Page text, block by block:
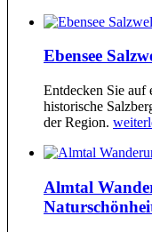
Ebensee
Entdecken Sie auf
historische
der Region.
Almtal